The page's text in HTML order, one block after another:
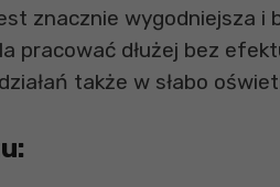
znacznie wygodniejsza
pracować dłużej bez
także w słabo